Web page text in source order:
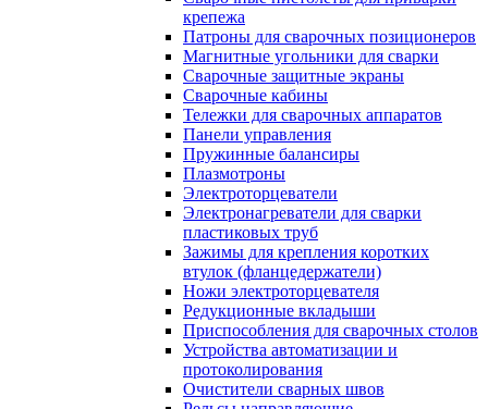
крепежа
Патроны для сварочных позиционеров
Магнитные угольники для сварки
Сварочные защитные экраны
Сварочные кабины
Тележки для сварочных аппаратов
Панели управления
Пружинные балансиры
Плазмотроны
Электроторцеватели
Электронагреватели для сварки
пластиковых труб
Зажимы для крепления коротких
втулок (фланцедержатели)
Ножи электроторцевателя
Редукционные вкладыши
Приспособления для сварочных столов
Устройства автоматизации и
протоколирования
Очистители сварных швов